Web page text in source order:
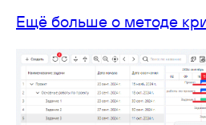
Ещё больше о методе